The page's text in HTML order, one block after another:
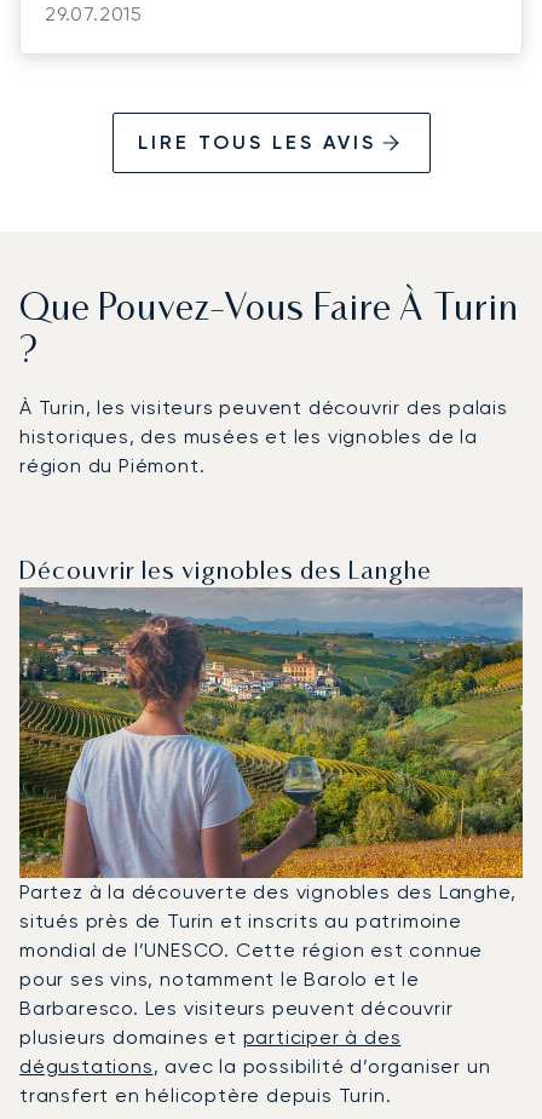
me!
29.07.2015
LIRE TOUS LES AVIS
Que Pouvez-Vous Faire À Turin
?
À Turin, les visiteurs peuvent découvrir des palais
historiques, des musées et les vignobles de la
région du Piémont.
Découvrir les vignobles des Langhe
Partez à la découverte des vignobles des Langhe,
situés près de Turin et inscrits au patrimoine
mondial de l’UNESCO. Cette région est connue
pour ses vins, notamment le Barolo et le
Barbaresco. Les visiteurs peuvent découvrir
plusieurs domaines et participer à des
dégustations, avec la possibilité d’organiser un
transfert en hélicoptère depuis Turin.